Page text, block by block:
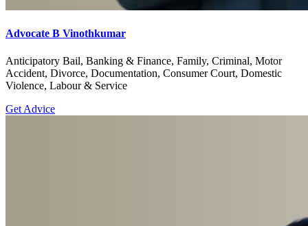
Advocate B Vinothkumar
Anticipatory Bail, Banking & Finance, Family, Criminal, Motor
Accident, Divorce, Documentation, Consumer Court, Domestic
Violence, Labour & Service
Get Advice